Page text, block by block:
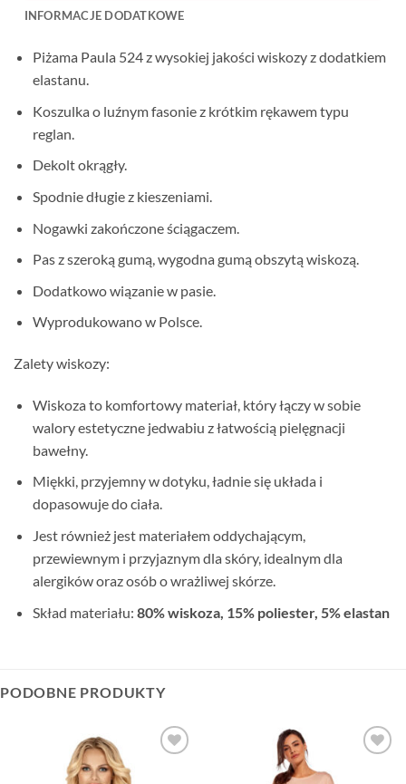
INFORMACJE DODATKOWE
Piżama Paula 524 z wysokiej jakości wiskozy z dodatkiem
elastanu.
Koszulka o luźnym fasonie z krótkim rękawem typu
reglan.
Dekolt okrągły.
Spodnie długie z kieszeniami.
Nogawki zakończone ściągaczem.
Pas z szeroką gumą, wygodna gumą obszytą wiskozą.
Dodatkowo wiązanie w pasie.
Wyprodukowano w Polsce.
Zalety wiskozy:
Wiskoza to komfortowy materiał, który łączy w sobie
walory estetyczne jedwabiu z łatwością pielęgnacji
bawełny.
Miękki, przyjemny w dotyku, ładnie się układa i
dopasowuje do ciała.
Jest również jest materiałem oddychającym,
przewiewnym i przyjaznym dla skóry, idealnym dla
alergików oraz osób o wrażliwej skórze.
Skład materiału: 80% wiskoza, 15% poliester, 5% elastan
PODOBNE PRODUKTY